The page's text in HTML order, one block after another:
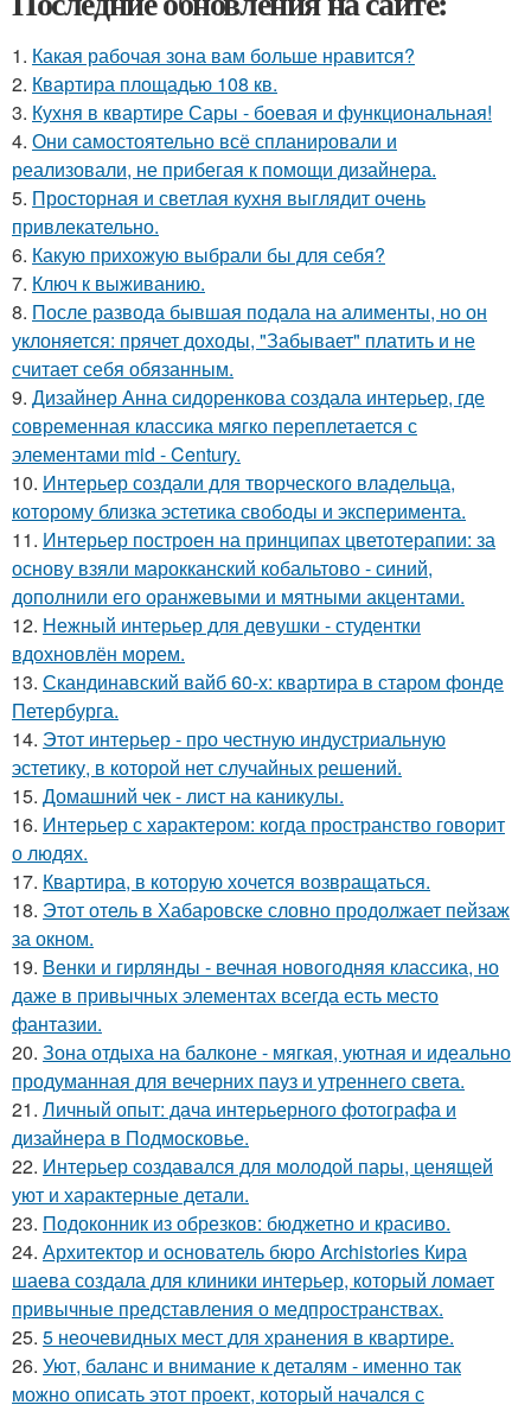
1. Какая рабочая зона вам больше нравится?
2. Квартира площадью 108 кв.
3. Кухня в квартире Сары - боевая и функциональная!
4. Они самостоятельно всё спланировали и
реализовали, не прибегая к помощи дизайнера.
5. Просторная и светлая кухня выглядит очень
привлекательно.
6. Какую прихожую выбрали бы для себя?
7. Ключ к выживанию.
8. После развода бывшая подала на алименты, но он
уклоняется: прячет доходы, "Забывает" платить и не
считает себя обязанным.
9. Дизайнер Анна сидоренкова создала интерьер, где
современная классика мягко переплетается с
элементами mid - Century.
10. Интерьер создали для творческого владельца,
которому близка эстетика свободы и эксперимента.
11. Интерьер построен на принципах цветотерапии: за
основу взяли марокканский кобальтово - синий,
дополнили его оранжевыми и мятными акцентами.
12. Нежный интерьер для девушки - студентки
вдохновлён морем.
13. Скандинавский вайб 60-х: квартира в старом фонде
Петербурга.
14. Этот интерьер - про честную индустриальную
эстетику, в которой нет случайных решений.
15. Домашний чек - лист на каникулы.
16. Интерьер с характером: когда пространство говорит
о людях.
17. Квартира, в которую хочется возвращаться.
18. Этот отель в Хабаровске словно продолжает пейзаж
за окном.
19. Венки и гирлянды - вечная новогодняя классика, но
даже в привычных элементах всегда есть место
фантазии.
20. Зона отдыха на балконе - мягкая, уютная и идеально
продуманная для вечерних пауз и утреннего света.
21. Личный опыт: дача интерьерного фотографа и
дизайнера в Подмосковье.
22. Интерьер создавался для молодой пары, ценящей
уют и характерные детали.
23. Подоконник из обрезков: бюджетно и красиво.
24. Архитектор и основатель бюро Archistories Кира
шаева создала для клиники интерьер, который ломает
привычные представления о медпространствах.
25. 5 неочевидных мест для хранения в квартире.
26. Уют, баланс и внимание к деталям - именно так
можно описать этот проект, который начался с